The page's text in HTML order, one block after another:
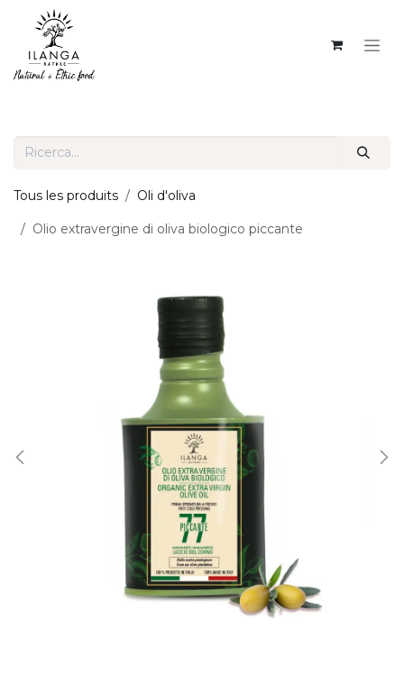
Tous les produits Oli d'oliva
Olio extravergine di oliva biologico piccante